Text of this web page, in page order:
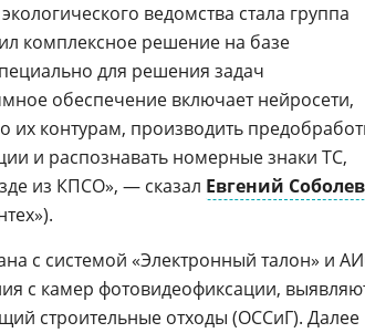
ведомства стала группа
комплексное решение на базе
для решения задач
обеспечение включает нейросети,
контурам, производить
и распознавать номерные знаки ТС,
из КПСО», — сказал Евгений Соболев
с системой «Электронный талон» и
с камер фотовидеофиксации,
строительные отходы (ОССиГ). Далее